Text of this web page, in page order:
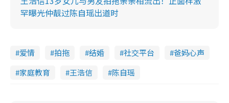
罕曝光仲靓过陈自瑶出道时
爱情 拍拖 结婚 社交平台
爸妈心声
家庭教育
王浩信 陈自瑶